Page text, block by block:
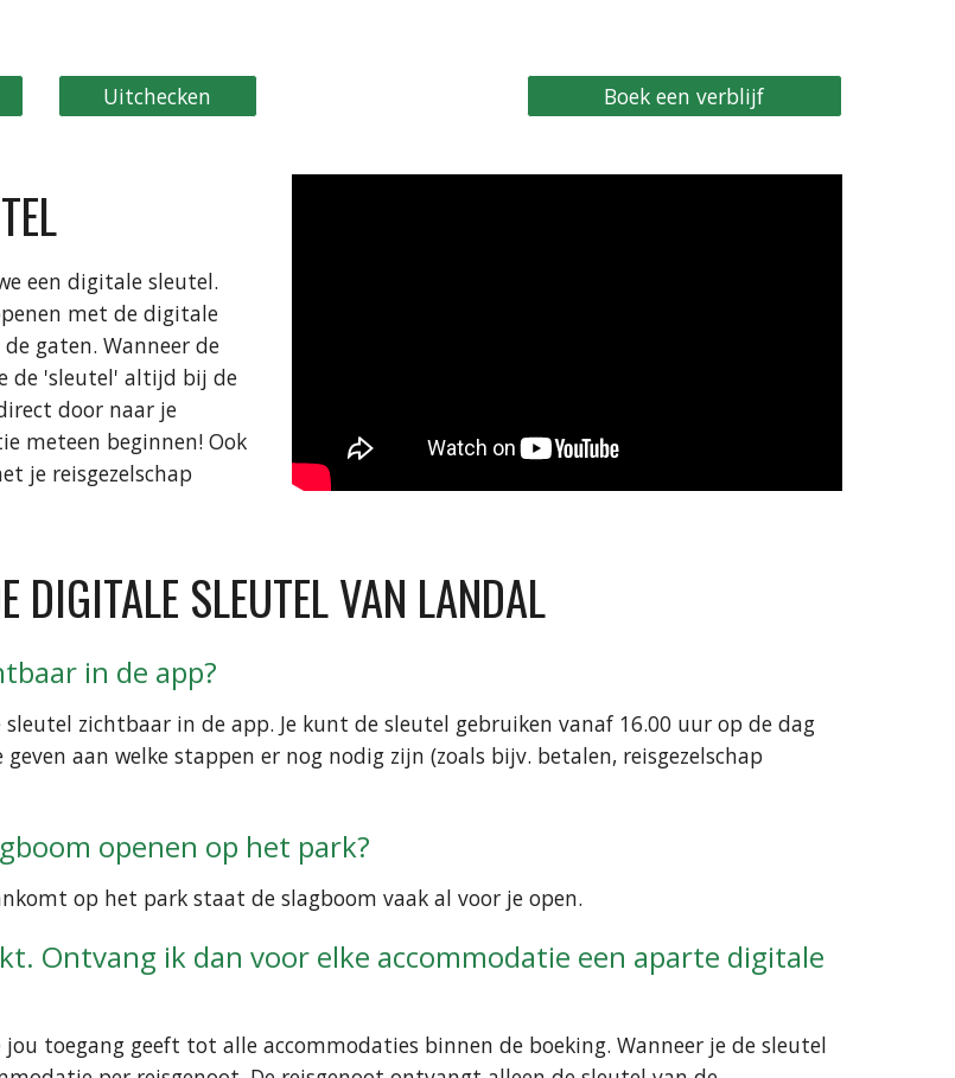
Uitchecken Boek een verblijf
een digitale sleutel.
met de digitale
gaten. Wanneer de
de 'sleutel' altijd bij de
door naar je
meteen beginnen! Ook
je reisgezelschap
DIGITALE SLEUTEL VAN LANDAL
in de app?
zichtbaar in de app. Je kunt de sleutel gebruiken vanaf 16.00 uur op de dag
aan welke stappen er nog nodig zijn (zoals bijv. betalen, reisgezelschap
openen op het park?
op het park staat de slagboom vaak al voor je open.
Ontvang ik dan voor elke accommodatie een aparte digitale
toegang geeft tot alle accommodaties binnen de boeking. Wanneer je de sleutel